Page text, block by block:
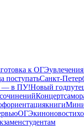
к ОГЭувлечения
поступатьСанкт-
— в ПУ!Новый год
Концерт
книги
ОГЭкиноновости
студентам